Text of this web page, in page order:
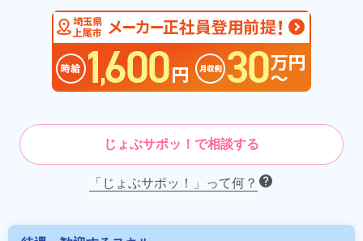
じょぶサポッ！で相談する
「じょぶサポッ！」って何？